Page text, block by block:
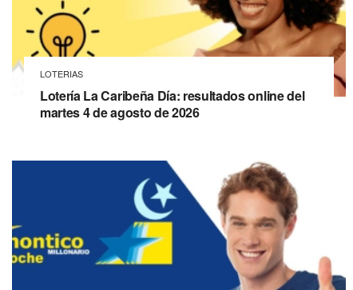
LOTERIAS
Lotería La Caribeña Día: resultados online del
martes 4 de agosto de 2026